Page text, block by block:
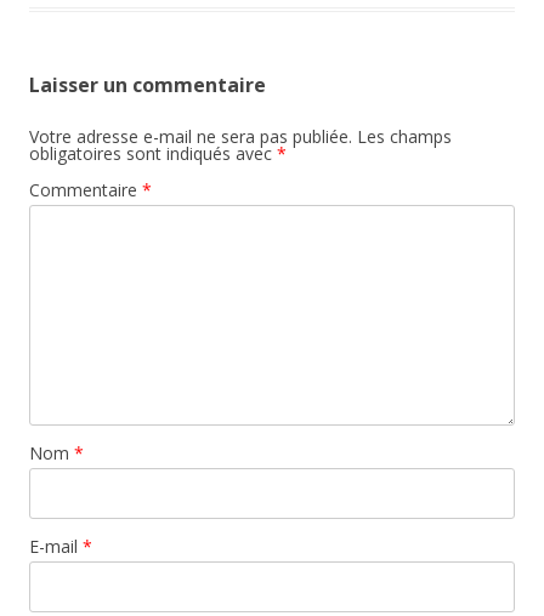
Laisser un commentaire
Votre adresse e-mail ne sera pas publiée. Les champs
obligatoires sont indiqués avec *
Commentaire *
Nom *
E-mail *